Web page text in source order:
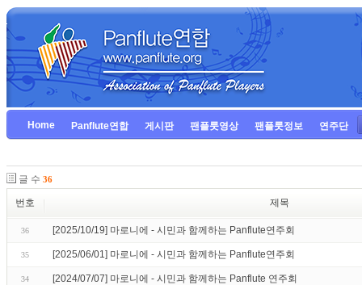
Home Panflute연합 게시판 팬플룻영상 팬플룻정보 연주단
글 수 36
번호 제목
36 [2025/10/19] 마로니에 - 시민과 함께하는 Panflute연주회
35 [2025/06/01] 마로니에 - 시민과 함께하는 Panflute연주회
34 [2024/07/07] 마로니에 - 시민과 함께하는 Panflute 연주회